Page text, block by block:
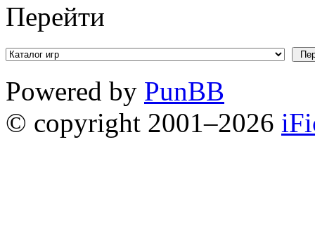
Перейти
Powered by PunBB
© copyright 2001–2026